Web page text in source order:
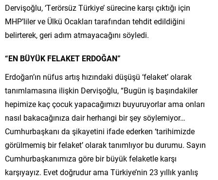
Dervişoğlu, ‘Terörsüz Türkiye’ sürecine karşı çıktığı için
MHP’liler ve Ülkü Ocakları tarafından tehdit edildiğini
belirterek, geri adım atmayacağını söyledi.
“EN BÜYÜK FELAKET ERDOĞAN”
Erdoğan’ın nüfus artış hızındaki düşüşü ‘felaket’ olarak
tanımlamasına ilişkin Dervişoğlu, “Bugün iş başındakiler
hepimize kaç çocuk yapacağımızı buyuruyorlar ama onları
nasıl bakacağınıza dair herhangi bir şey söylemiyor…
Cumhurbaşkanı da şikayetini ifade ederken ‘tarihimizde
görülmemiş bir felaket’ olarak tanımlıyor bu durumu. Sayın
Cumhurbaşkanımıza göre bir büyük felaketle karşı
karşıyayız. Evet doğrudur ama Türkiye’nin 23 yıllık yanlış